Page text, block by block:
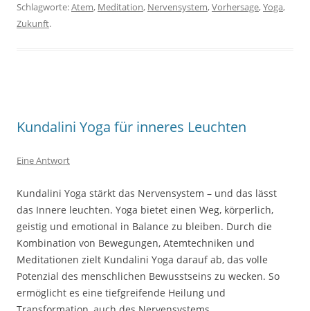
Schlagworte:Atem, Meditation, Nervensystem,Vorhersage,Yoga,
Zukunft.
Kundalini Yoga für inneres Leuchten
Eine Antwort
Kundalini Yoga stärkt das Nervensystem – und das lässt
das Innere leuchten. Yoga bietet einen Weg, körperlich,
geistig und emotional in Balance zu bleiben. Durch die
Kombination von Bewegungen, Atemtechniken und
Meditationen zielt Kundalini Yoga darauf ab, das volle
Potenzial des menschlichen Bewusstseins zu wecken. So
ermöglicht es eine tiefgreifende Heilung und